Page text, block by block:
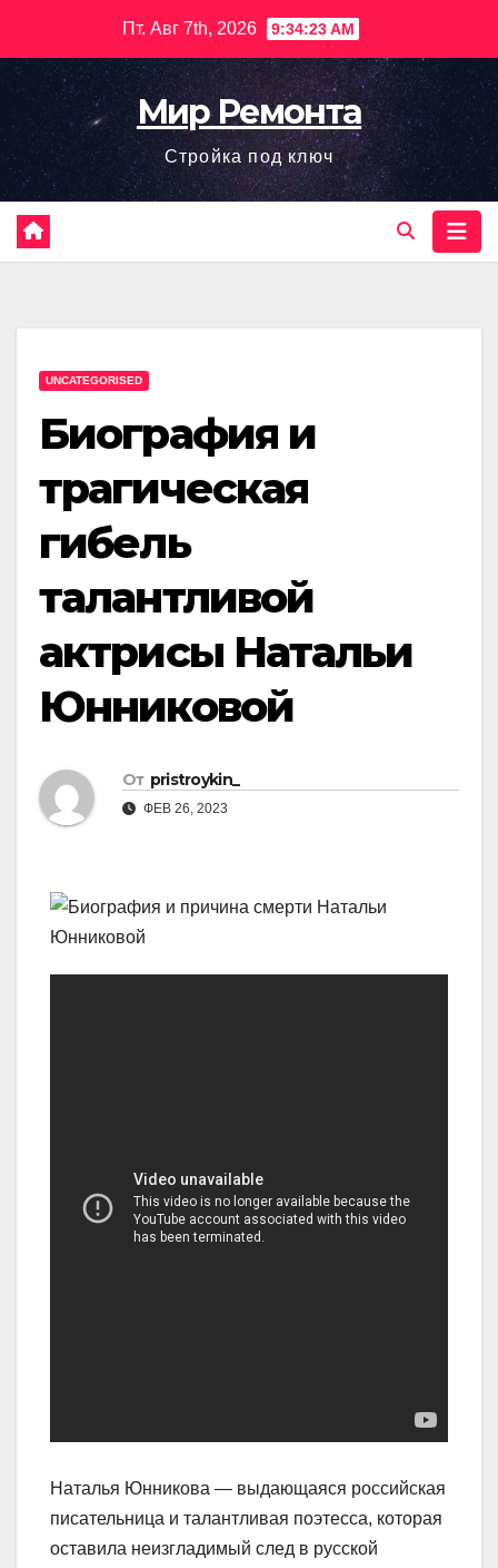
содержимому
Пт. Авг 7th, 2026 9:34:24 AM
Мир Ремонта
Стройка под ключ
UNCATEGORISED
Биография и
трагическая
гибель
талантливой
актрисы Натальи
Юнниковой
От pristroykin_
ФЕВ 26, 2023
Наталья Юнникова — выдающаяся российская
писательница и талантливая поэтесса, которая
оставила неизгладимый след в русской